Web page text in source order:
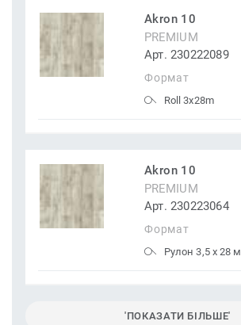
Akron 10
PREMIUM
Арт. 230222089
Формат
Roll 3x28m
Akron 10
PREMIUM
Арт. 230223064
Формат
Рулон 3,5 x 28 м
'ПОКАЗАТИ БІЛЬШЕ'